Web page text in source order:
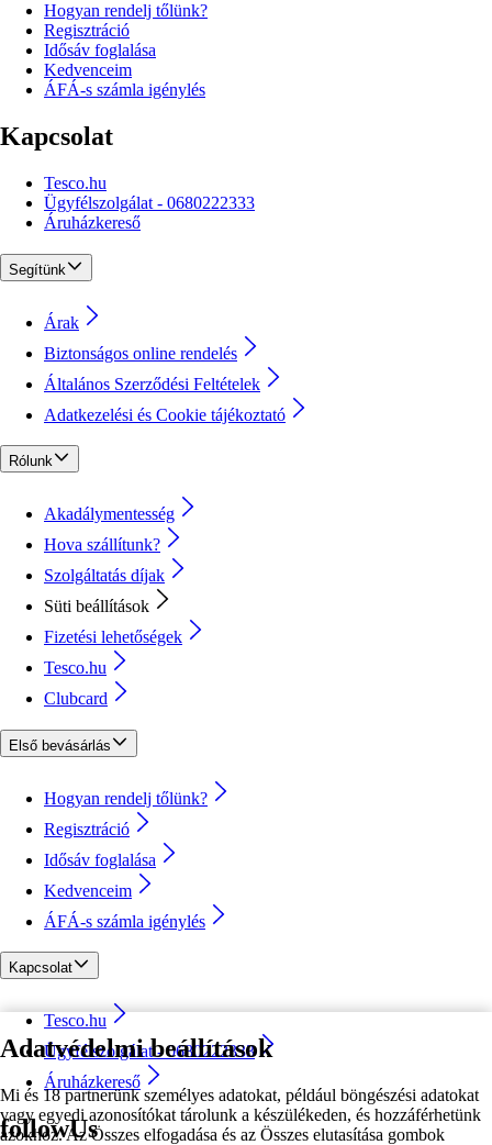
Adatvédelmi beállítások
Mi és 18 partnerünk személyes adatokat, például böngészési adatokat
vagy egyedi azonosítókat tárolunk a készülékeden, és hozzáférhetünk
azokhoz. Az Összes elfogadása és az Összes elutasítása gombok
Hogyan rendelj tőlünk?
Regisztráció
Idősáv foglalása
Kedvenceim
ÁFÁ-s számla igénylés
Kapcsolat
Tesco.hu
Ügyfélszolgálat - 0680222333
Áruházkereső
Segítünk
Árak
Biztonságos online rendelés
Általános Szerződési Feltételek
Adatkezelési és Cookie tájékoztató
Rólunk
Akadálymentesség
Hova szállítunk?
Szolgáltatás díjak
Süti beállítások
Fizetési lehetőségek
Tesco.hu
Clubcard
Első bevásárlás
Hogyan rendelj tőlünk?
Regisztráció
Idősáv foglalása
Kedvenceim
ÁFÁ-s számla igénylés
Kapcsolat
Tesco.hu
Ügyfélszolgálat - 0680222333
Áruházkereső
followUs